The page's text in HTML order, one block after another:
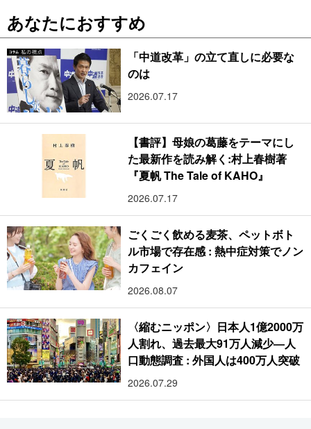
あなたにおすすめ
「中道改革」の立て直しに必要な
のは
2026.07.17
【書評】母娘の葛藤をテーマにし
た最新作を読み解く:村上春樹著
『夏帆 The Tale of KAHO』
2026.07.17
ごくごく飲める麦茶、ペットボト
ル市場で存在感 : 熱中症対策でノン
カフェイン
2026.08.07
〈縮むニッポン〉日本人1億2000万
人割れ、過去最大91万人減少―人
口動態調査 : 外国人は400万人突破
2026.07.29